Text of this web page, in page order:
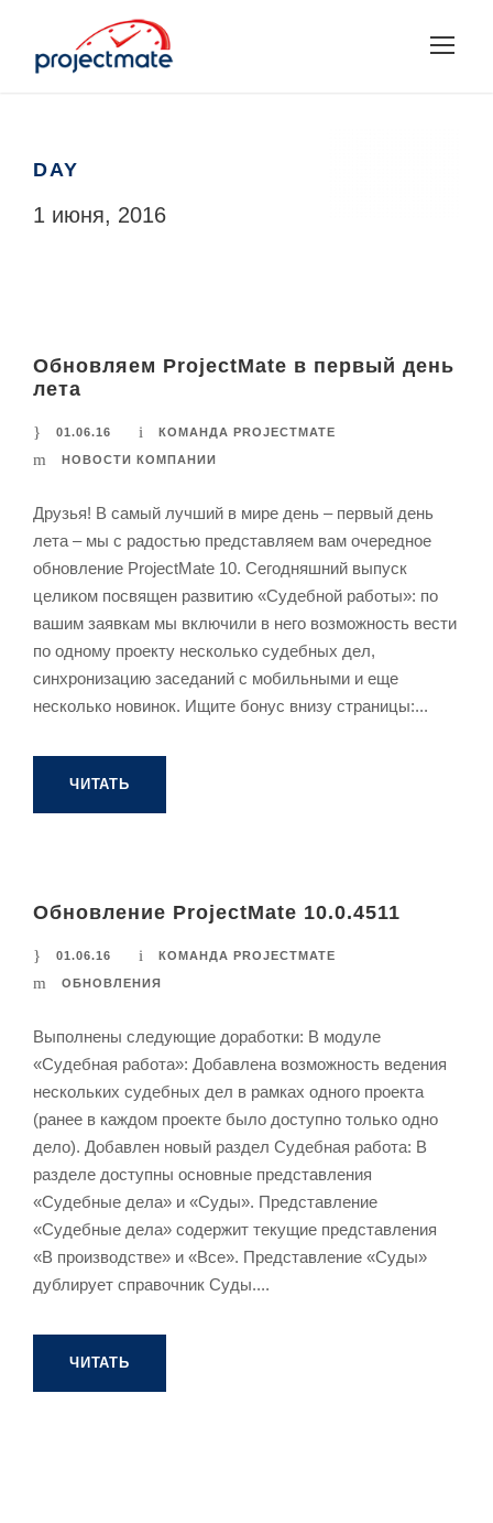
DAY
1 июня, 2016
Обновляем ProjectMate в первый день
лета
01.06.16 КОМАНДА PROJECTMATE
НОВОСТИ КОМПАНИИ
Друзья! В самый лучший в мире день – первый день
лета – мы с радостью представляем вам очередное
обновление ProjectMate 10. Сегодняшний выпуск
целиком посвящен развитию «Судебной работы»: по
вашим заявкам мы включили в него возможность вести
по одному проекту несколько судебных дел,
синхронизацию заседаний с мобильными и еще
несколько новинок. Ищите бонус внизу страницы:...
ЧИТАТЬ
Обновление ProjectMate 10.0.4511
01.06.16 КОМАНДА PROJECTMATE
ОБНОВЛЕНИЯ
Выполнены следующие доработки: В модуле
«Судебная работа»: Добавлена возможность ведения
нескольких судебных дел в рамках одного проекта
(ранее в каждом проекте было доступно только одно
дело). Добавлен новый раздел Судебная работа: В
разделе доступны основные представления
«Судебные дела» и «Суды». Представление
«Судебные дела» содержит текущие представления
«В производстве» и «Все». Представление «Суды»
дублирует справочник Суды....
ЧИТАТЬ